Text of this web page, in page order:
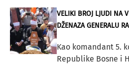
VELIKI BROJ LJUDI NA
DŽENAZA GENERALU
Kao komandant 5.
Republike Bosne i